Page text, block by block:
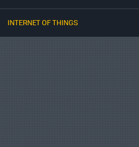
INTERNET OF THINGS